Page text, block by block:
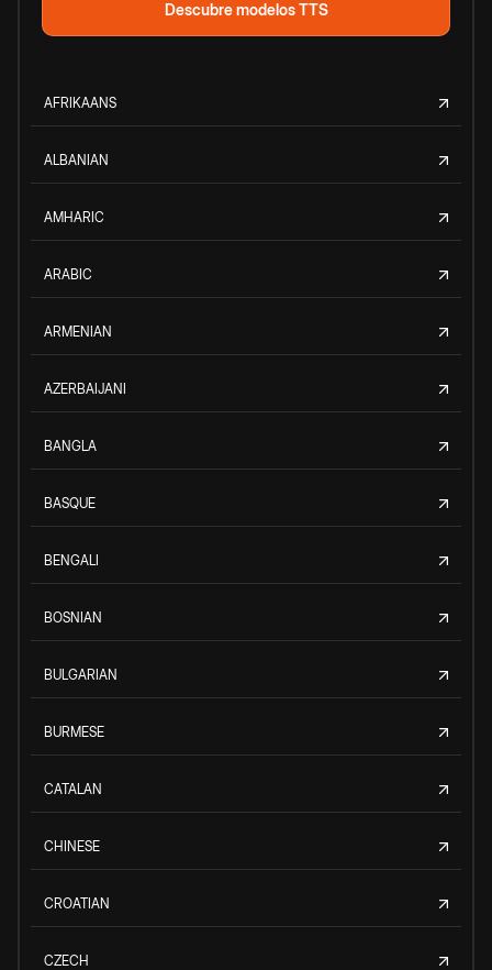
Descubre modelos TTS
AFRIKAANS
ALBANIAN
AMHARIC
ARABIC
ARMENIAN
AZERBAIJANI
BANGLA
BASQUE
BENGALI
BOSNIAN
BULGARIAN
BURMESE
CATALAN
CHINESE
CROATIAN
CZECH